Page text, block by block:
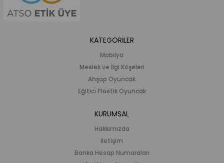
KATEGORİLER
Mobilya
Meslek ve İlgi Köşeleri
Ahşap Oyuncak
Eğitici Plastik Oyuncak
KURUMSAL
Hakkımızda
İletişim
Banka Hesap Numaraları